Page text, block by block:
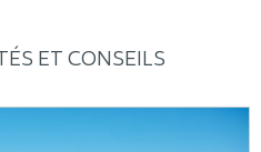
ET CONSEILS